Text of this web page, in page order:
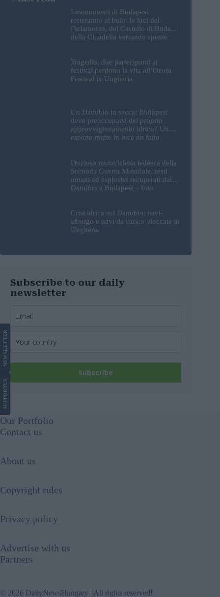
I monumenti di Budapest
resteranno al buio: le luci del
Parlamento, del Castello di Buda e
della Cittadella verranno spente
Tragedia: due partecipanti al
festival perdono la vita all’Ozora
Festival in Ungheria
Un Danubio in secca: Budapest
deve preoccuparsi del proprio
approvvigionamento idrico? Un
esperto mette in luce un fatto
Preziosa motocicletta tedesca della
Seconda Guerra Mondiale, resti
umani ed esplosivi recuperati dal
Danubio a Budapest – foto
Crisi idrica sul Danubio: navi-
albergo e navi da carico bloccate in
Ungheria
Subscribe to our daily
newsletter
Subscribe
SUPPORT
US
NEWS
LETTER
Our Portfolio
Contact us
About us
Copyright rules
Privacy policy
Advertise with us
Partners
© 2026 DailyNewsHungary | All rights reserved!